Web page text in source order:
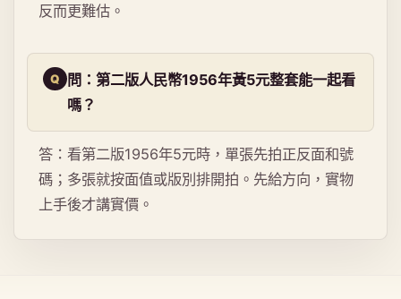
反而更難估。
問：第二版人民幣1956年黃5元整套能一起看
嗎？
答：看第二版1956年5元時，單張先拍正反面和號
碼；多張就按面值或版別排開拍。先給方向，實物
上手後才講實價。